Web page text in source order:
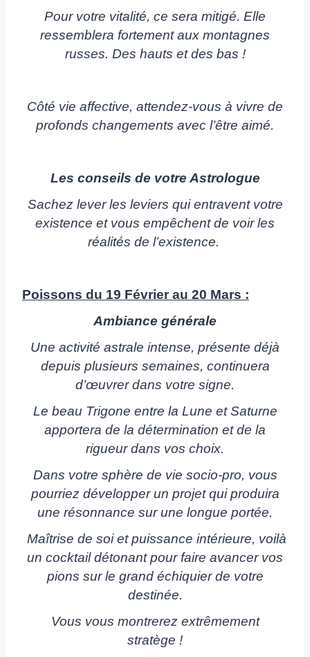
Pour votre vitalité, ce sera mitigé. Elle
ressemblera fortement aux montagnes
russes. Des hauts et des bas !
Côté vie affective, attendez-vous à vivre de
profonds changements avec l’être aimé.
Les conseils de votre Astrologue
Sachez lever les leviers qui entravent votre
existence et vous empêchent de voir les
réalités de l’existence.
Poissons du 19 Février au 20 Mars :
Ambiance générale
Une activité astrale intense, présente déjà
depuis plusieurs semaines, continuera
d’œuvrer dans votre signe.
Le beau Trigone entre la Lune et Saturne
apportera de la détermination et de la
rigueur dans vos choix.
Dans votre sphère de vie socio-pro, vous
pourriez développer un projet qui produira
une résonnance sur une longue portée.
Maîtrise de soi et puissance intérieure, voilà
un cocktail détonant pour faire avancer vos
pions sur le grand échiquier de votre
destinée.
Vous vous montrerez extrêmement
stratège !